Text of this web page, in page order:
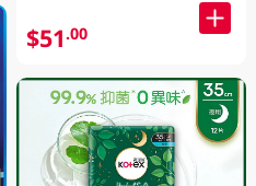
$51.00